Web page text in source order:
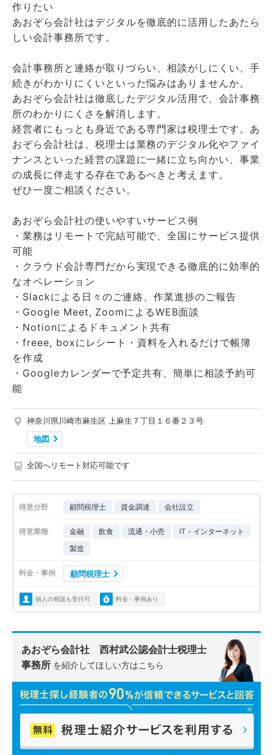
作りたい
あおぞら会計社はデジタルを徹底的に活用したあたら
しい会計事務所です。
会計事務所と連絡が取りづらい、相談がしにくい、手
続きがわかりにくいといった悩みはありませんか。
あおぞら会計社は徹底したデジタル活用で、会計事務
所のわかりにくさを解消します。
経営者にもっとも身近である専門家は税理士です。あ
おぞら会計社は、税理士は業務のデジタル化やファイ
ナンスといった経営の課題に一緒に立ち向かい、事業
の成長に伴走する存在であるべきと考えます。
ぜひ一度ご相談ください。
​あおぞら会計社の使いやすいサービス例
・業務はリモートで完結可能で、全国にサービス提供
可能
・クラウド会計専門だから実現できる徹底的に効率的
なオペレーション
・Slackによる日々のご連絡、作業進捗のご報告
・Google Meet, ZoomによるWEB面談
・Notionによるドキュメント共有
・freee, boxにレシート・資料を入れるだけで帳簿
を作成
・Googleカレンダーで予定共有、簡単に相談予約可
能
神奈川県川崎市麻生区 上麻生７丁目１６番２３号
地図
全国へリモート対応可能です
得意分野 顧問税理士 資金調達 会社設立
得意業種 金融 飲食 流通・小売
IT・インターネット
製造
料金・事例 顧問税理士
個人の相談も受付可 料金・事例あり
あおぞら会計社 西村武公認会計士税理士
事務所 を紹介してほしい方はこちら